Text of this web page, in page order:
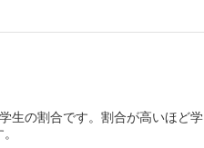
生の割合です。割合が高いほど学